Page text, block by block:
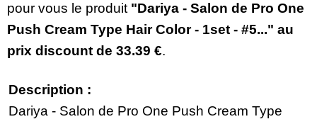
pour vous le produit "Dariya - Salon de Pro One
Push Cream Type Hair Color - 1set - #5..." au
prix discount de 33.39 €.
Description :
Dariya - Salon de Pro One Push Cream Type